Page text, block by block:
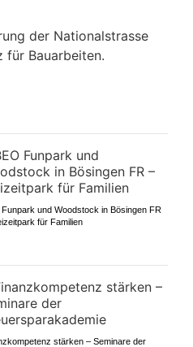
der Nationalstrasse
für Bauarbeiten.
Funpark und Woodstock in Bösingen FR
für Familien
stärken – Seminare der